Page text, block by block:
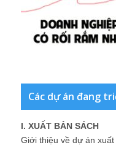
Các dự án đang
I. XUẤT BẢN SÁCH
Giới thiệu về dự án xuất